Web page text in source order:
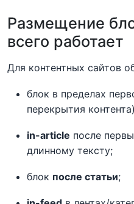
Размещение
всего работает
Для контентных сайтов
блок в пределах
перекрытия
in-article после
длинному тексту;
блок после статьи;